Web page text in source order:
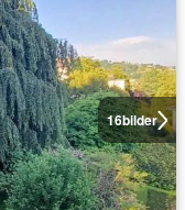
16bilder